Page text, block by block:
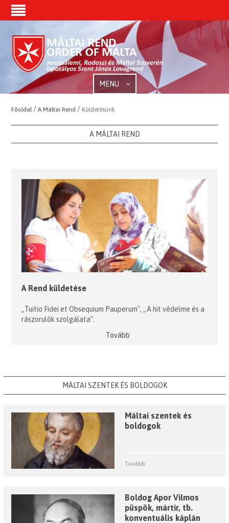
MENU
Főoldal /A Máltai Rend / Küldetésünk
A MÁLTAI REND
A Rend küldetése
„Tuitio Fidei et Obsequium Pauperum", „A hit védelme és a
rászorulók szolgálata”.
Tovább
MÁLTAI SZENTEK ÉS BOLDOGOK
Máltai szentek és
boldogok
Tovább
Boldog Apor Vilmos
püspök, mártír, tb.
konventuális káplán